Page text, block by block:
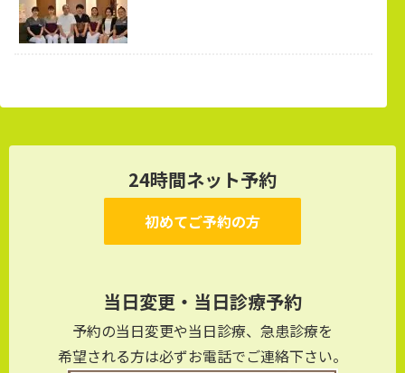
24時間ネット予約
初めてご予約の方
当日変更・当日診療予約
予約の当日変更や当日診療、急患診療を
希望される方は必ずお電話でご連絡下さい。